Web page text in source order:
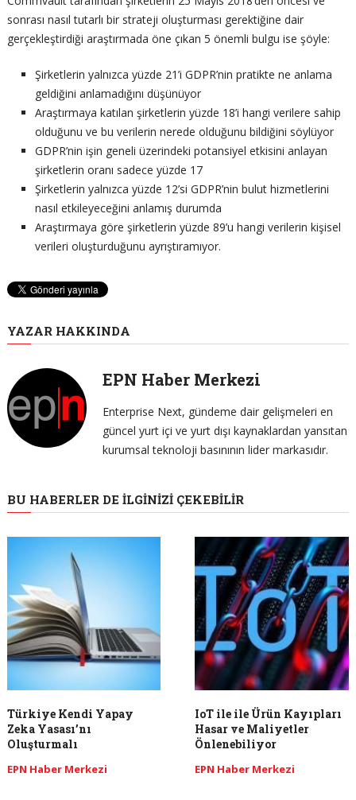
sonrası nasıl tutarlı bir strateji oluşturması gerektiğine dair
gerçekleştirdiği araştırmada öne çıkan 5 önemli bulgu ise şöyle:
Şirketlerin yalnızca yüzde 21’i GDPR’nin pratikte ne anlama
geldiğini anlamadığını düşünüyor
Araştırmaya katılan şirketlerin yüzde 18’i hangi verilere sahip
olduğunu ve bu verilerin nerede olduğunu bildiğini söylüyor
GDPR’nin işin geneli üzerindeki potansiyel etkisini anlayan
şirketlerin oranı sadece yüzde 17
Şirketlerin yalnızca yüzde 12’si GDPR’nin bulut hizmetlerini
nasıl etkileyeceğini anlamış durumda
Araştırmaya göre şirketlerin yüzde 89’u hangi verilerin kişisel
verileri oluşturduğunu ayrıştıramıyor.
YAZAR HAKKINDA
EPN Haber Merkezi
Enterprise Next, gündeme dair gelişmeleri en
güncel yurt içi ve yurt dışı kaynaklardan yansıtan
kurumsal teknoloji basınının lider markasıdır.
BU HABERLER DE İLGINIZI ÇEKEBILIR
Türkiye Kendi Yapay
Zeka Yasası’nı
Oluşturmalı
EPN Haber Merkezi
IoT ile ile Ürün Kayıpları
Hasar ve Maliyetler
Önlenebiliyor
EPN Haber Merkezi